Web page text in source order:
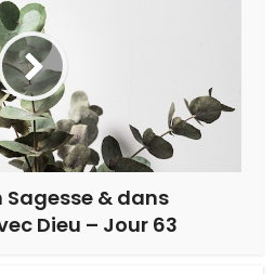
Sagesse & dans
Dieu – Jour 63